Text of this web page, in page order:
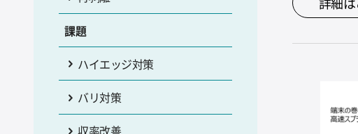
課題
ハイエッジ対策
バリ対策
収率改善